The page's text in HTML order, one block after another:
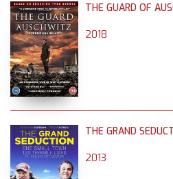
THE GUARD OF
2018
THE GRAND
2013